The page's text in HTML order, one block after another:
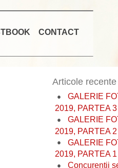
CONTACT
Articole recente
GALERIE
2019, PARTEA 3
GALERIE
2019, PARTEA 2
GALERIE
2019, PARTEA 1
Concurentii